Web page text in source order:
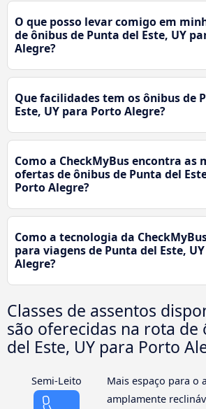
O que posso levar comigo em
de ônibus de Punta del Este, UY
Alegre?
Que facilidades tem os ônibus de
Este, UY para Porto Alegre?
Como a CheckMyBus encontra as
ofertas de ônibus de Punta del
Porto Alegre?
Como a tecnologia da
para viagens de Punta del Este,
Alegre?
Classes de assentos
são oferecidas na rota de
del Este, UY para Porto
Semi-Leito
Mais espaço para o
amplamente